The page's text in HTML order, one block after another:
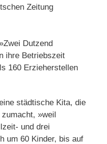
Zeitung
Dutzend
ihre Betriebszeit
160 Erzieherstellen
städtische Kita, die
»weil
und drei
um 60 Kinder, bis auf